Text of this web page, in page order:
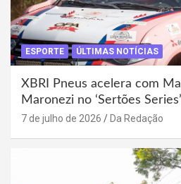
ESPORTE ÚLTIMAS NOTÍCIAS
XBRI Pneus acelera com
Maronezi no ‘Sertões Series’
7 de julho de 2026 Da Redação